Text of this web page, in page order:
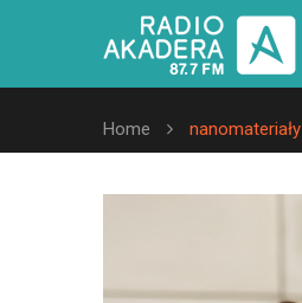
Home nanomateriały